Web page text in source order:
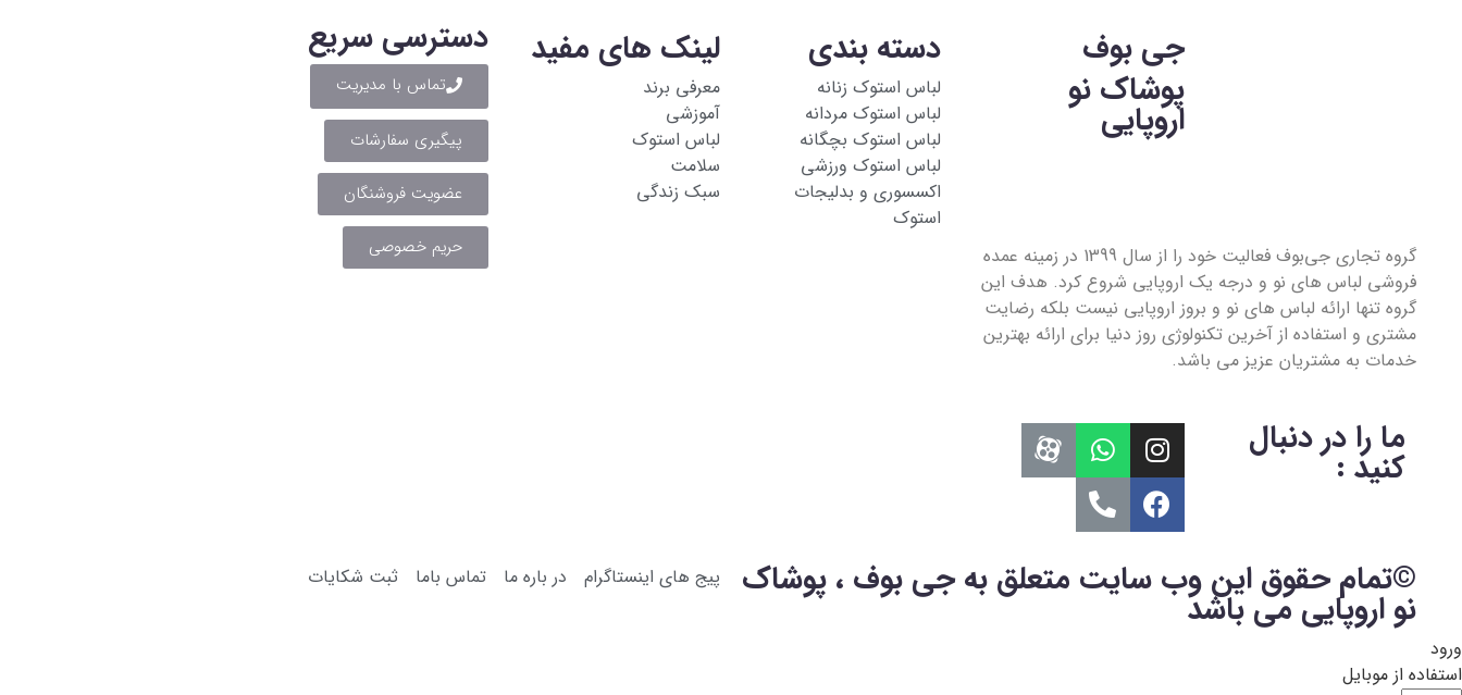
جی بوف
پوشاک نو
اروپایی
گروه تجاری جی‌بوف فعالیت خود را از سال 1399 در زمینه عمده
فروشی لباس های نو و درجه یک اروپایی شروع کرد. هدف این
گروه تنها ارائه لباس های نو و بروز اروپایی نیست بلکه رضایت
مشتری و استفاده از آخرین تکنولوژی روز دنیا برای ارائه بهترین
خدمات به مشتریان عزیز می باشد.
ما را در دنبال
کنید :
دسته بندی
لباس استوک زنانه
لباس استوک مردانه
لباس استوک بچگانه
لباس استوک ورزشی
اکسسوری و بدلیجات
استوک
لینک های مفید
معرفی برند
آموزشی
لباس استوک
سلامت
سبک زندگی
دسترسی سریع
تماس با مدیریت
پیگیری سفارشات
عضویت فروشنگان
حریم خصوصی
©تمام حقوق این وب سایت متعلق به جی بوف ، پوشاک
نو اروپایی می باشد
پیج های اینستاگرام در باره ما تماس باما ثبت شکایات
ورود
استفاده از موبایل